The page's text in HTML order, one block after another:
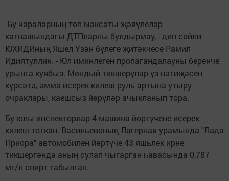
-Бу чараларның төп максаты җәяүлеләр
катнашындагы ДТПларны булдырмау, - дип сөйли
ЮХИДИның Яшел Үзән бүлеге җитәкчесе Рамил
Идиятуллин. - Юл иминлеген пропагандалауны беренче
урынга куябыз. Мондый тикшерүләр үз нәтиҗәсен
күрсәтә, әмма исерек килеш руль артына утыру
очраклары, каешсыз йөрүләр ачыкланып тора.
Бу юлы инспекторлар 4 машина йөртүчене исерек
килеш тоткан. Васильевоның Лагерная урамында "Лада
Приора" автомобилен йөртүче 43 яшьлек ирне
тикшергәндә аның сулап чыгарган һавасында 0,787
мг/л спирт табылган.